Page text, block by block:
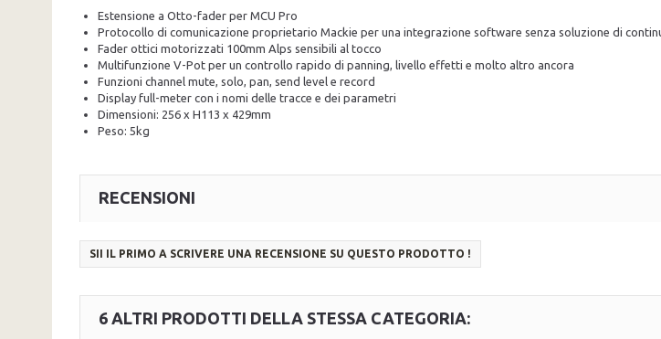
Estensione a Otto-fader per MCU Pro
Protocollo di comunicazione proprietario Mackie per una integrazione software senza soluzione di
Fader ottici motorizzati 100mm Alps sensibili al tocco
Multifunzione V-Pot per un controllo rapido di panning, livello effetti e molto altro ancora
Funzioni channel mute, solo, pan, send level e record
Display full-meter con i nomi delle tracce e dei parametri
Dimensioni: 256 x H113 x 429mm
Peso: 5kg
RECENSIONI
SII IL PRIMO A SCRIVERE UNA RECENSIONE SU QUESTO PRODOTTO !
6 ALTRI PRODOTTI DELLA STESSA CATEGORIA: